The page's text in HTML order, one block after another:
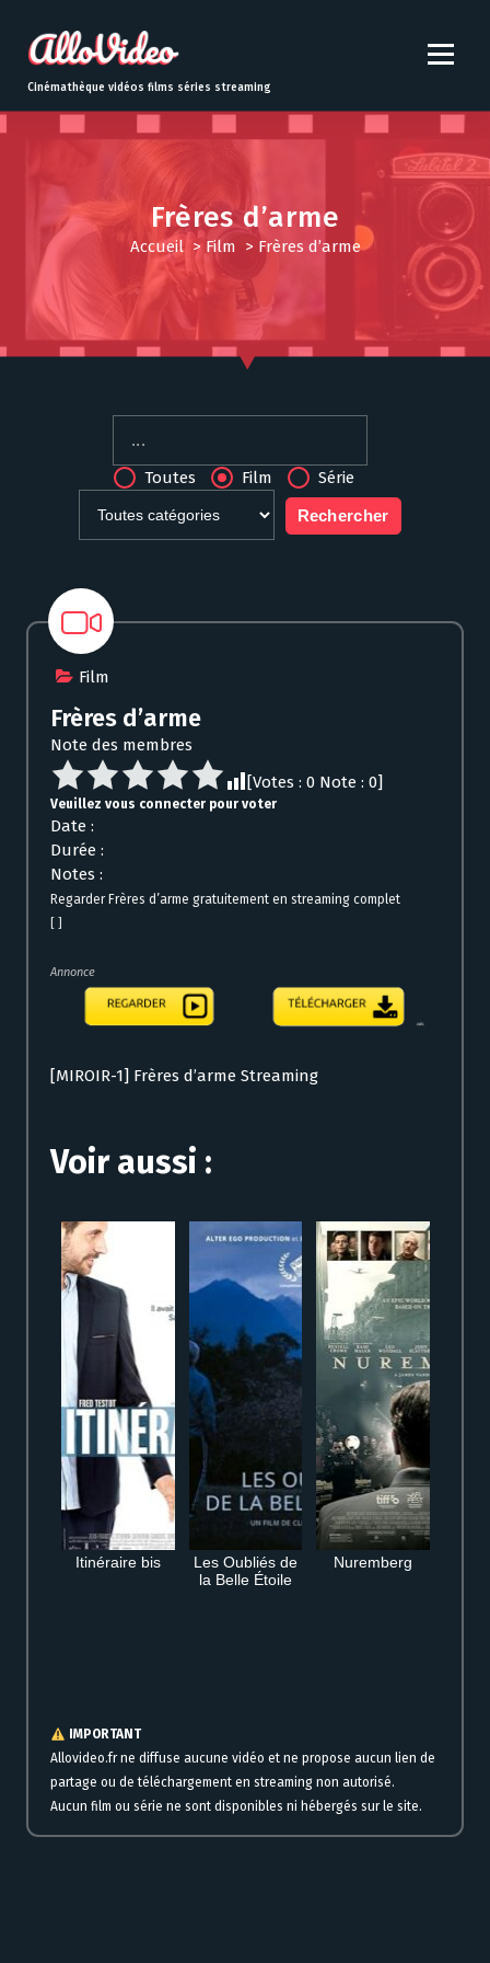
t
o
Cinémathèque vidéos films séries streaming
Frères d’arme
Accueil> Film > Frères d’arme
Toutes Film Série
Film
Frères d’arme
Note des membres
[Votes : 0 Note : 0]
Veuillez vous connecter pour voter
Date :
Durée :
Notes :
Regarder Frères d’arme gratuitement en streaming complet
Annonce
[MIROIR-1] Frères d’arme Streaming
Voir aussi :
Itinéraire bis
Les Oubliés de
la Belle Étoile
Nuremberg
IMPORTANT
Allovideo.fr ne diffuse aucune vidéo et ne propose aucun lien de
partage ou de téléchargement en streaming non autorisé.
Aucun film ou série ne sont disponibles ni hébergés sur le site.